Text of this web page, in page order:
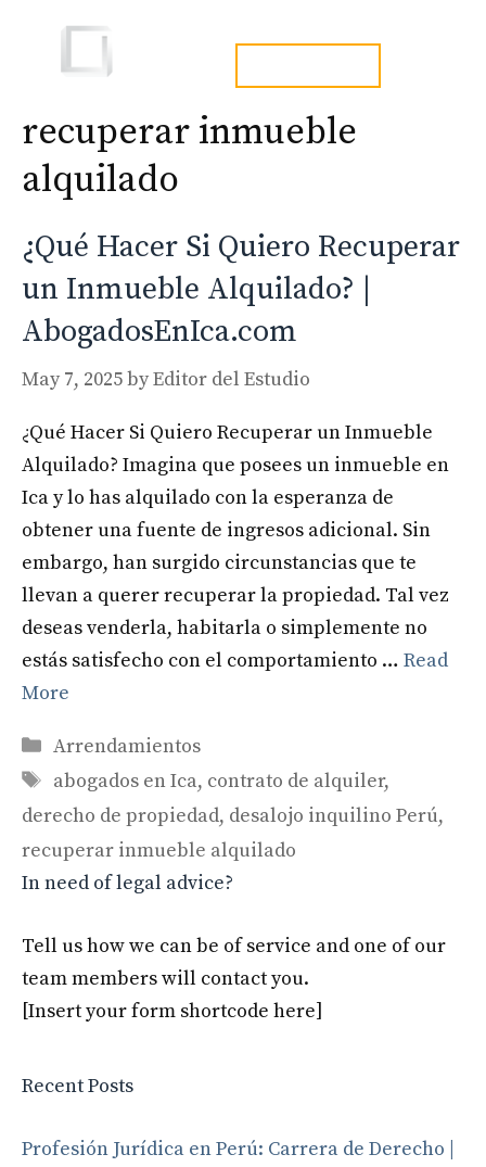
content
recuperar inmueble
alquilado
¿Qué Hacer Si Quiero Recuperar
un Inmueble Alquilado? |
AbogadosEnIca.com
May 7, 2025byEditor del Estudio
¿Qué Hacer Si Quiero Recuperar un Inmueble
Alquilado? Imagina que posees un inmueble en
Ica y lo has alquilado con la esperanza de
obtener una fuente de ingresos adicional. Sin
embargo, han surgido circunstancias que te
llevan a querer recuperar la propiedad. Tal vez
deseas venderla, habitarla o simplemente no
estás satisfecho con el comportamiento … Read
More
Categories
Arrendamientos
Tags
abogados en Ica, contrato de alquiler,
derecho de propiedad, desalojo inquilino Perú,
recuperar inmueble alquilado
In need of legal advice?
Tell us how we can be of service and one of our
team members will contact you.
[Insert your form shortcode here]
Recent Posts
Profesión Jurídica en Perú: Carrera de Derecho |